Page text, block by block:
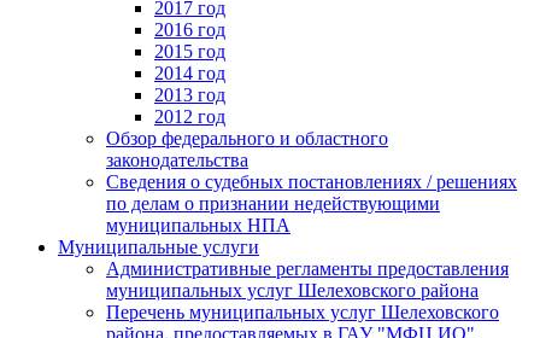
2017 год
2016 год
2015 год
2014 год
2013 год
2012 год
Обзор федерального и областного
законодательства
Сведения о судебных постановлениях / решениях
по делам о признании недействующими
муниципальных НПА
Муниципальные услуги
Административные регламенты предоставления
муниципальных услуг Шелеховского района
Перечень муниципальных услуг Шелеховского
района, предоставляемых в ГАУ "МФЦ ИО"